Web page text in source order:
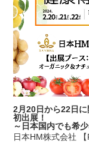
2月20日から22日
初出展！
～日本国内でも希
日本HM株式会社 【